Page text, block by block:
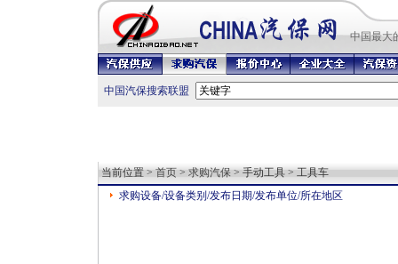
中国最大
中国汽保搜索联盟
当前位置 > 首页 > 求购汽保 > 手动工具 > 工具车
求购设备/设备类别/发布日期/发布单位/所在地区